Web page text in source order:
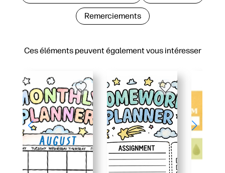
Ces éléments peuvent également vous intéresser
Remerciements